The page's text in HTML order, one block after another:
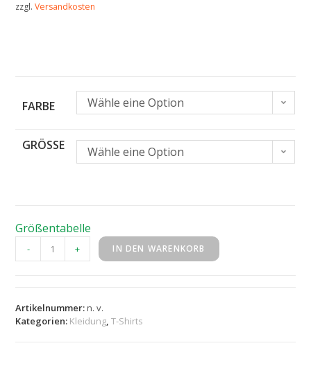
zzgl.Versandkosten
FARBE Wähle eine Option
GRÖSSE Wähle eine Option
Größentabelle
- + IN DEN WARENKORB
Artikelnummer:n. v.
Kategorien: Kleidung,T-Shirts